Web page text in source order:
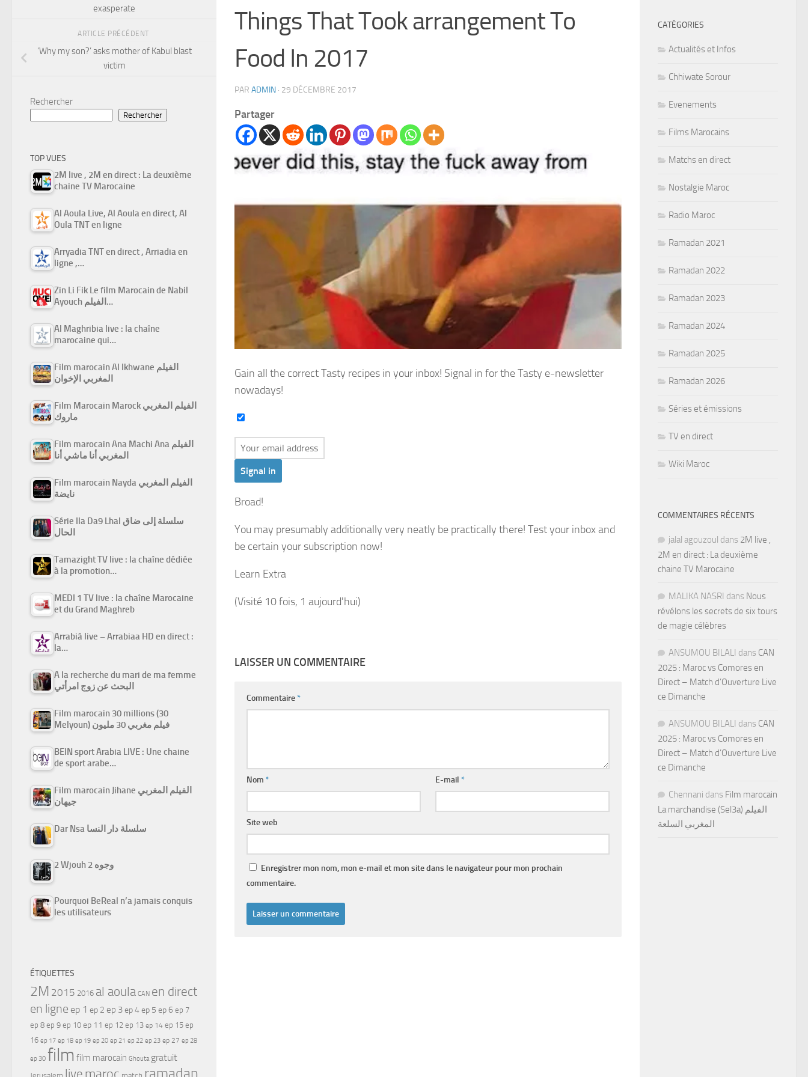
Things That Took arrangement To
Food In 2017
PAR ADMIN · 29 DÉCEMBRE 2017
Partager
Gain all the correct Tasty recipes in your inbox! Signal in for the Tasty e-newsletter
nowadays!
Signal in
Broad!
You may presumably additionally very neatly be practically there! Test your inbox and
be certain your subscription now!
Learn Extra
(Visité 10 fois, 1 aujourd'hui)
LAISSER UN COMMENTAIRE
Commentaire*
Nom * E-mail*
Site web
Enregistrer mon nom, mon e-mail et mon site dans le navigateur pour mon prochain
commentaire.
exasperate
ARTICLE PRÉCÉDENT
‘Why my son?’ asks mother of Kabul blast
victim
Rechercher
Rechercher
TOP VUES
2M live , 2M en direct : La deuxième
chaine TV Marocaine
Al Aoula Live, Al Aoula en direct, Al
Oula TNT en ligne
Arryadia TNT en direct , Arriadia en
ligne ,…
Zin Li Fik Le film Marocain de Nabil
Ayouch الفيلم…
Al Maghribia live : la chaîne
marocaine qui…
Film marocain Al Ikhwane الفيلم
المغربي الإخوان
Film Marocain Marock الفيلم المغربي
ماروك
Film marocain Ana Machi Ana الفيلم
المغربي أنا ماشي أنا
Film marocain Nayda الفيلم المغربي
نايضة
Série Ila Da9 Lhal سلسلة إلى ضاق
الحال
Tamazight TV live : la chaîne dédiée
à la promotion…
MEDI 1 TV live : la chaîne Marocaine
et du Grand Maghreb
Arrabiâ live – Arrabiaa HD en direct :
la…
A la recherche du mari de ma femme
البحث عن زوج امرأتي
Film marocain 30 millions (30
Melyoun) فيلم مغربي 30 مليون
BEIN sport Arabia LIVE : Une chaine
de sport arabe…
Film marocain Jihane الفيلم المغربي
جيهان
Dar Nsa سلسلة دار النسا
2 Wjouh 2 وجوه
Pourquoi BeReal n’a jamais conquis
les utilisateurs
ÉTIQUETTES
2M 2015 2016 al aoula CAN en direct
en ligne ep 1 ep 2 ep 3ep 4ep 5 ep 6 ep 7
ep 8 ep 9 ep 10 ep 11 ep 12 ep 13 ep 14 ep 15 ep
16 ep 17 ep 18 ep 19 ep 20 ep 21 ep 22 ep 23 ep 27 ep 28
ep 30 film film marocain Ghouta gratuit
live ramadan
CATÉGORIES
Actualités et Infos
Chhiwate Sorour
Evenements
Films Marocains
Matchs en direct
Nostalgie Maroc
Radio Maroc
Ramadan 2021
Ramadan 2022
Ramadan 2023
Ramadan 2024
Ramadan 2025
Ramadan 2026
Séries et émissions
TV en direct
Wiki Maroc
COMMENTAIRES RÉCENTS
jalal agouzoul dans 2M live ,
2M en direct : La deuxième
chaine TV Marocaine
MALIKA NASRI dans Nous
révélons les secrets de six tours
de magie célèbres
ANSUMOU BILALI dans CAN
2025 : Maroc vs Comores en
Direct – Match d’Ouverture Live
ce Dimanche
ANSUMOU BILALI dans CAN
2025 : Maroc vs Comores en
Direct – Match d’Ouverture Live
ce Dimanche
Chennani dans Film marocain
La marchandise (Sel3a) الفيلم
المغربي السلعة